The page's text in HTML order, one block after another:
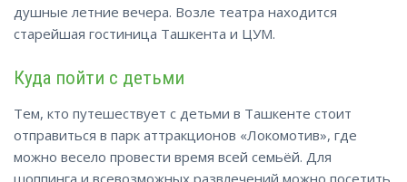
душные летние вечера. Возле театра находится
старейшая гостиница Ташкента и ЦУМ.
Куда пойти с детьми
Тем, кто путешествует с детьми в Ташкенте стоит
отправиться в парк аттракционов «Локомотив», где
можно весело провести время всей семьёй. Для
шоппинга и всевозможных развлечений можно посетить